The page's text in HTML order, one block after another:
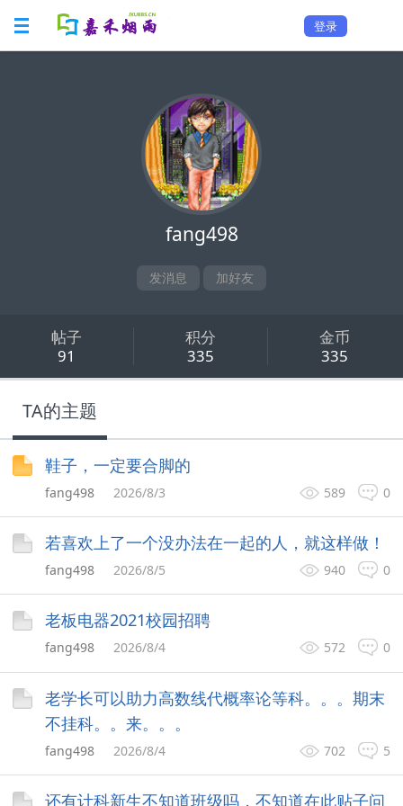
登录
fang498
发消息 加好友
帖子
91
积分
335
金币
335
TA的主题
鞋子，一定要合脚的
0
589
fang498 2026/8/3
若喜欢上了一个没办法在一起的人，就这样做！
0
940
fang498 2026/8/5
老板电器2021校园招聘
0
572
fang498 2026/8/4
老学长可以助力高数线代概率论等科。。。期末
不挂科。。来。。。
5
702
fang498 2026/8/4
还有计科新生不知道班级吗，不知道在此贴子问